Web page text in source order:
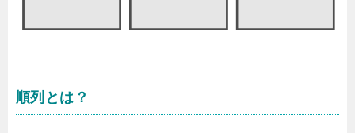
順列とは？